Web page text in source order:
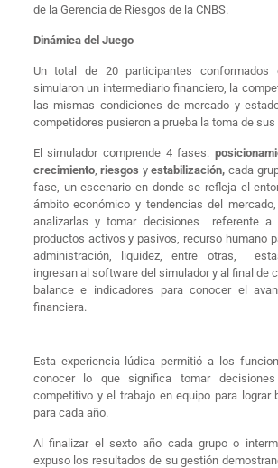
de la Gerencia de Riesgos de la CNBS.
Dinámica del Juego
Un total de 20 participantes conformados
simularon un intermediario financiero, la
las mismas condiciones de mercado y
competidores pusieron a prueba la toma de
El simulador comprende 4 fases:
crecimiento,riesgos yestabilización, cada
fase, un escenario en donde se refleja el
ámbito económico y tendencias del
analizarlas y tomar decisiones referente a
productos activos y pasivos, recurso humano
administración, liquidez, entre otras,
ingresan al software del simulador y al final de
balance e indicadores para conocer el
financiera.
Esta experiencia lúdica permitió a los
conocer lo que significa tomar
competitivo y el trabajo en equipo para lograr
para cada año.
Al finalizar el sexto año cada grupo o
expuso los resultados de su gestión